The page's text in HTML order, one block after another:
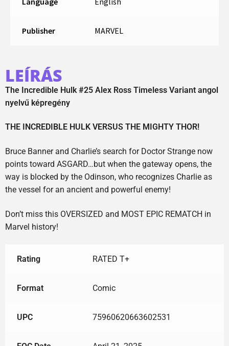
Publisher MARVEL
LEÍRÁS
The Incredible Hulk #25 Alex Ross Timeless Variant angol
nyelvű képregény
THE INCREDIBLE HULK VERSUS THE MIGHTY THOR!
Bruce Banner and Charlie’s search for Doctor Strange now
points toward ASGARD…but when the gateway opens, the
way is blocked by the Odinson, who recognizes Charlie as
the vessel for an ancient and powerful enemy!
Don’t miss this OVERSIZED and MOST EPIC REMATCH in
Marvel history!
Rating RATED T+
Format Comic
UPC 75960620663602531